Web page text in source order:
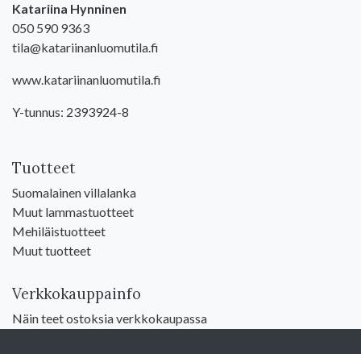
Katariina Hynninen
050 590 9363
tila@katariinanluomutila.fi
www.katariinanluomutila.fi
Y-tunnus: 2393924-8
Tuotteet
Suomalainen villalanka
Muut lammastuotteet
Mehiläistuotteet
Muut tuotteet
Verkkokauppainfo
Näin teet ostoksia verkkokaupassa